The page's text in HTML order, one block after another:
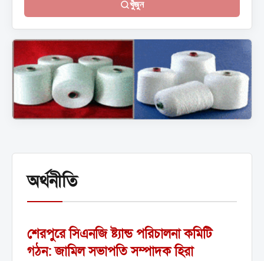
খুঁজুন
অর্থনীতি
শেরপুরে সিএনজি ষ্ট্যান্ড পরিচালনা কমিটি
গঠন: জামিল সভাপতি সম্পাদক হিরা